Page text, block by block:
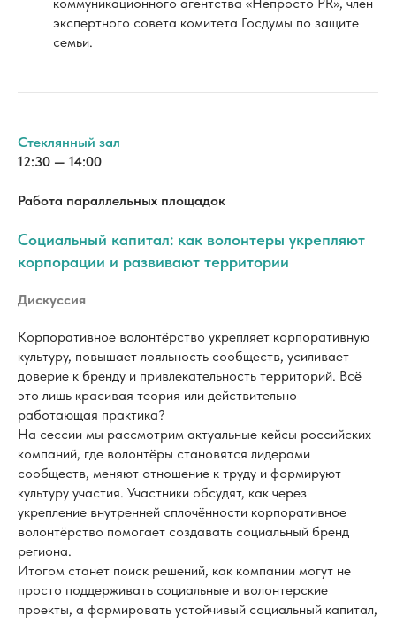
Стеклянный зал
12:30 — 14:00
корпорации и развивают территории
Корпоративное волонтёрство укрепляет корпоративную
культуру, повышает лояльность сообществ, усиливает
доверие к бренду и привлекательность территорий. Всё
это лишь красивая теория или действительно
На сессии мы рассмотрим актуальные кейсы российских
сообществ, меняют отношение к труду и формируют
культуру участия. Участники обсудят, как через
укрепление внутренней сплочённости корпоративное
волонтёрство помогает создавать социальный бренд
региона.
Итогом станет поиск решений, как компании могут не
просто поддерживать социальные и волонтерские
проекты, а формировать устойчивый социальный капитал,
и как этим эффективно управлять.
Модератор:
Елена Крючкова, руководитель направления
развития социального капитала и
благотворительности, Норникель, заместитель